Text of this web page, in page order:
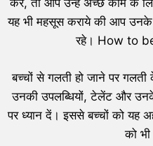
करें, तो आप उन्हें अच्छे काम के
यह भी महसूस कराये की आप उनके
रहे। How to
बच्चों से गलती हो जाने पर
उनकी उपलब्धियों, टेलेंट और
पर ध्यान दें। इससे बच्चों को यह
को